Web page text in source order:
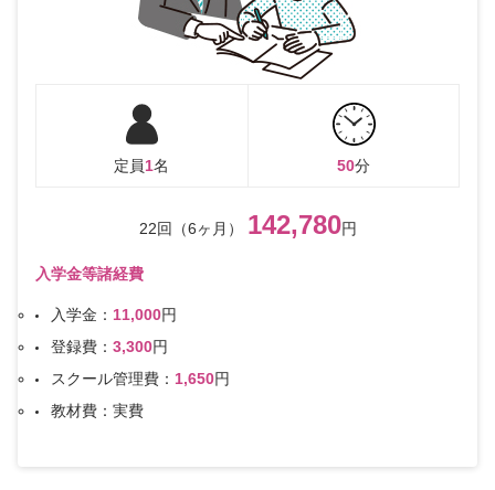
定員1名 50分
22回（6ヶ月） 142,780円
入学金等諸経費
入学金： 11,000円
登録費： 3,300円
スクール管理費： 1,650円
教材費：実費